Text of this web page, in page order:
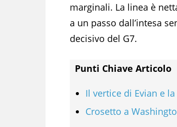
marginali. La linea è
a un passo dall’intesa
decisivo del G7.
Punti Chiave Articolo
Il vertice di Evian e
Crosetto a